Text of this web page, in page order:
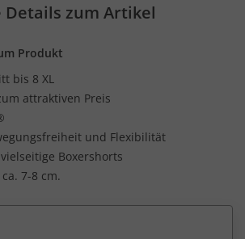
Details zum Artikel
Produkt
bis 8 XL
attraktiven Preis
und Flexibilität
Boxershorts
7-8 cm.